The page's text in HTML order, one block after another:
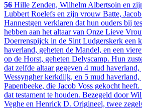
56 Hille Zenden, Wilhelm Albertsoin en
Lubbert Roelefs en zijn vrouw Batte,
Hannestgen verklaren dat hun ouders bij
hebben aan het altaar van Onze Lieve
Doerrenspijck in de Sint Ludgerskerk een
haverland, geheten de Mandel, en een
op de Horst, geheten Delyscamp. Hun
dat zelfde altaar gegeven 4 mud haverland,
Wessyngher kerkdijk, en 5 mud haverland,
Papenbeeke, die Jacob Voss gekocht
dat testament te houden. Bezegeld door
Veghe en Henrick D. Origineel, twee